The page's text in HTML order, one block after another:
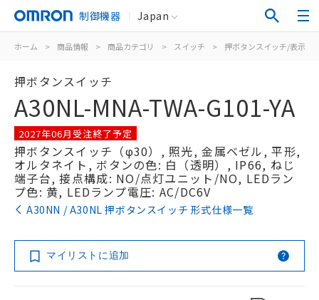
制御機器 Japan
ホーム > 商品情報 > 商品カテゴリ > スイッチ > 押ボタンスイッチ/表示灯
押ボタンスイッチ
A30NL-MNA-TWA-G101-YA
2027年06月受注終了予定
押ボタンスイッチ（φ30）, 照光, 金属ベゼル, 平形,
オルタネイト, ボタンの色: 白（透明）, IP66, ねじ
端子台, 接点構成: NO/点灯ユニット/NO, LEDラン
プ色: 黄, LEDランプ電圧: AC/DC6V
A30NN / A30NL 押ボタンスイッチ 形式仕様一覧
マイリストに追加